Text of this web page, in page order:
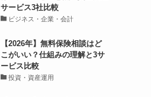
サービス3社比較
ビジネス・企業・会計
【2026年】無料保険相談はど
こがいい？仕組みの理解と3サ
ービス比較
投資・資産運用